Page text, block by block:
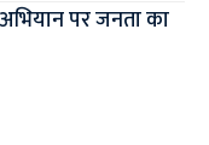
पर जनता का